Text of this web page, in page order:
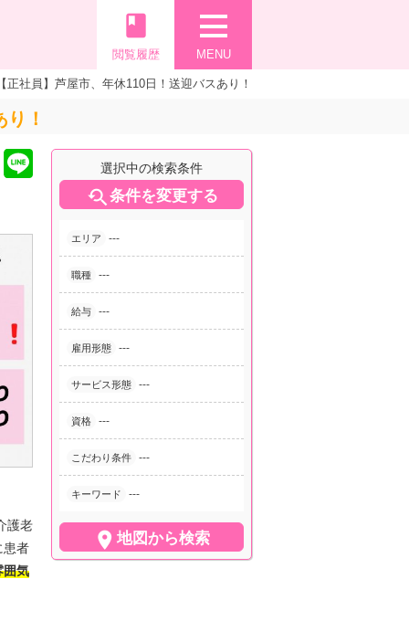
MENU
book
閲覧履歴
社員】芦屋市、年休110日！送迎バスあり！
！
選択中の検索条件
条件を変更する
エリア ---
職種 ---
給与 ---
雇用形態 ---
サービス形態 ---
資格 ---
こだわり条件 ---
キーワード ---
 地図から検索
護老
患者
囲気